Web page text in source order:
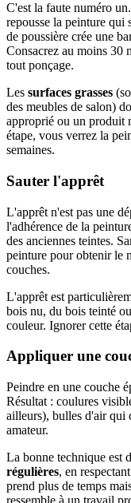
C'est la faute numéro
repousse la peinture qui
de poussière crée une
Consacrez au moins 30
tout ponçage.
Les surfaces grasses
des meubles de salon)
approprié ou un produit
étape, vous verrez la
semaines.
Sauter l'apprêt
L'apprêt n'est pas une
l'adhérence de la
des anciennes teintes.
peinture pour obtenir le
couches.
L'apprêt est
bois nu, du bois teinté
couleur. Ignorer cette
Appliquer une
Peindre en une couche
Résultat : coulures
ailleurs), bulles d'air qui
amateur.
La bonne technique est
régulières, en
prend plus de temps